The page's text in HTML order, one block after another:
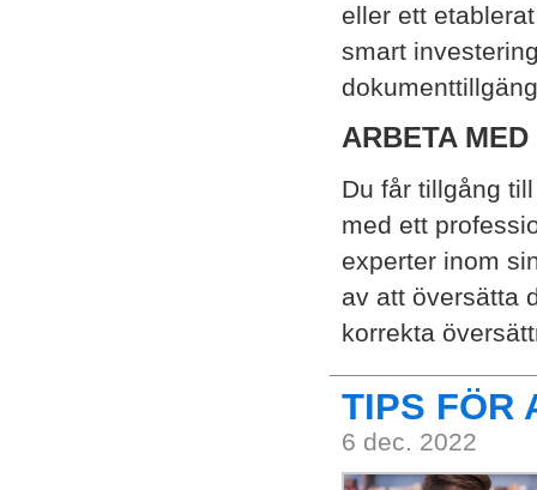
eller ett
smart
ARBETA
Du får tillgång
med ett
experter inom
av att översätta
korrekta
TIPS FÖR
6 dec. 2022